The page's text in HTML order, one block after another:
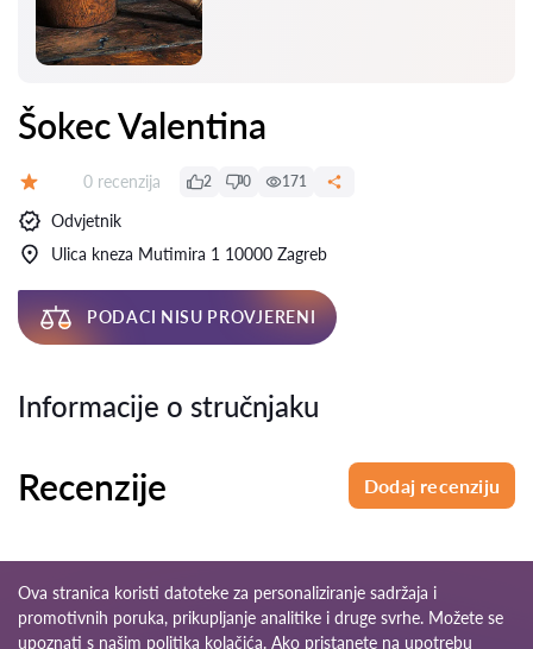
Šokec Valentina
Recenzija:
0 recenzija 2 0 171
Odvjetnik
Ulica kneza Mutimira 1 10000 Zagreb
PODACI NISU PROVJERENI
Informacije o stručnjaku
Recenzije Dodaj recenziju
Ova stranica koristi datoteke za personaliziranje sadržaja i
promotivnih poruka, prikupljanje analitike i druge svrhe. Možete se
upoznati s našim politika kolačića. Ako pristanete na upotrebu